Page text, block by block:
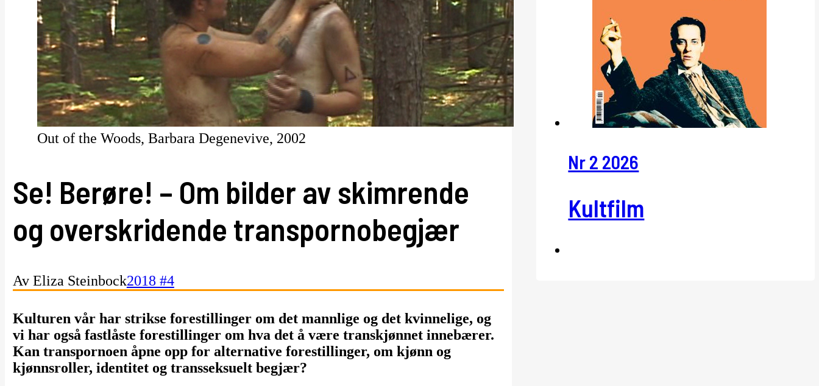
Out of the Woods, Barbara Degenevive, 2002
Se! Berøre! – Om bilder av skimrende
og overskridende transpornobegjær
Av Eliza Steinbock2018 #4
Kulturen vår har strikse forestillinger om det mannlige og det kvinnelige, og
vi har også fastlåste forestillinger om hva det å være transkjønnet innebærer.
Kan transpornoen åpne opp for alternative forestillinger, om kjønn og
kjønnsroller, identitet og transseksuelt begjær?
Nr 2 2026
Kultfilm